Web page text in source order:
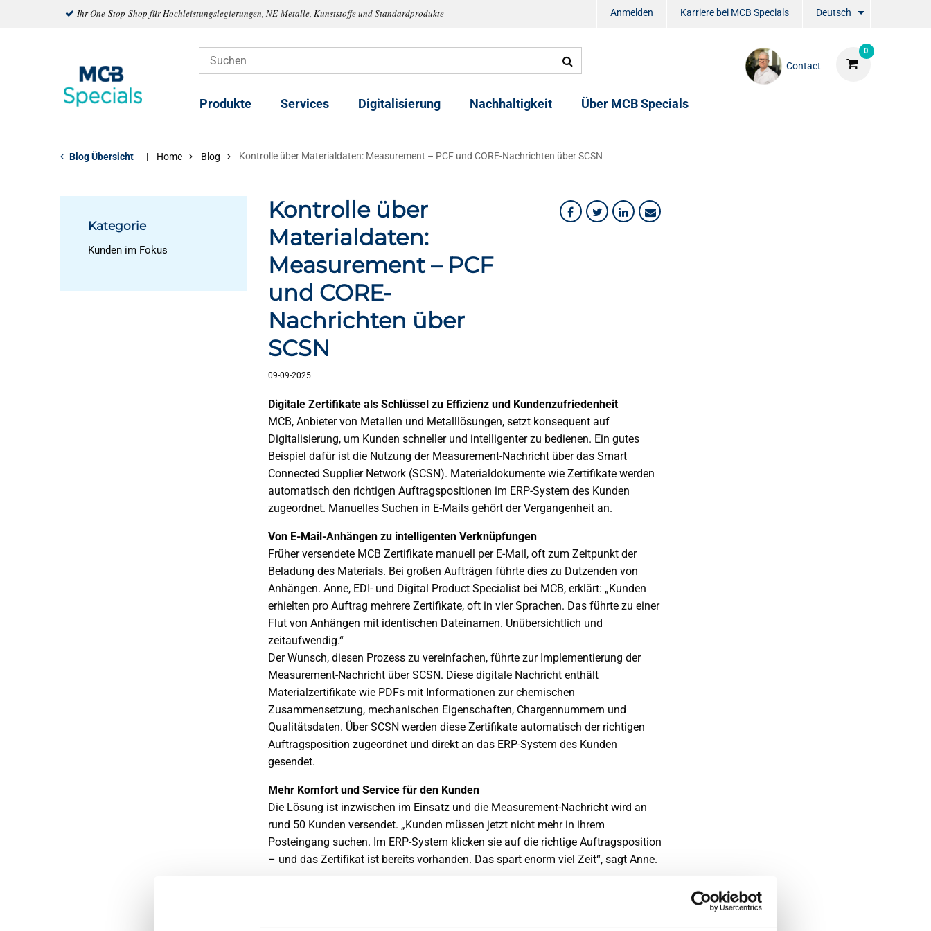
Ihr One-Stop-Shop für Hochleistungslegierungen, NE-Metalle, Kunststoffe und Standardprodukte Anmelden Karriere bei MCB Specials Deutsch
0
Contact
Produkte Services Digitalisierung Nachhaltigkeit Über MCB Specials
Blog Übersicht Home Blog Kontrolle über Materialdaten: Measurement – PCF und CORE-Nachrichten über SCSN
Kategorie
Kunden im Fokus
Kontrolle über
Materialdaten:
Measurement – PCF
und CORE-
Nachrichten über
SCSN
09-09-2025
Digitale Zertifikate als Schlüssel zu Effizienz und Kundenzufriedenheit
MCB, Anbieter von Metallen und Metalllösungen, setzt konsequent auf
Digitalisierung, um Kunden schneller und intelligenter zu bedienen. Ein gutes
Beispiel dafür ist die Nutzung der Measurement-Nachricht über das Smart
Connected Supplier Network (SCSN). Materialdokumente wie Zertifikate werden
automatisch den richtigen Auftragspositionen im ERP-System des Kunden
zugeordnet. Manuelles Suchen in E-Mails gehört der Vergangenheit an.
Von E-Mail-Anhängen zu intelligenten Verknüpfungen
Früher versendete MCB Zertifikate manuell per E-Mail, oft zum Zeitpunkt der
Beladung des Materials. Bei großen Aufträgen führte dies zu Dutzenden von
Anhängen. Anne, EDI- und Digital Product Specialist bei MCB, erklärt: „Kunden
erhielten pro Auftrag mehrere Zertifikate, oft in vier Sprachen. Das führte zu einer
Flut von Anhängen mit identischen Dateinamen. Unübersichtlich und
zeitaufwendig.“
Der Wunsch, diesen Prozess zu vereinfachen, führte zur Implementierung der
Measurement-Nachricht über SCSN. Diese digitale Nachricht enthält
Materialzertifikate wie PDFs mit Informationen zur chemischen
Zusammensetzung, mechanischen Eigenschaften, Chargennummern und
Qualitätsdaten. Über SCSN werden diese Zertifikate automatisch der richtigen
Auftragsposition zugeordnet und direkt an das ERP-System des Kunden
gesendet.
Mehr Komfort und Service für den Kunden
Die Lösung ist inzwischen im Einsatz und die Measurement-Nachricht wird an
rund 50 Kunden versendet. „Kunden müssen jetzt nicht mehr in ihrem
Posteingang suchen. Im ERP-System klicken sie auf die richtige Auftragsposition
– und das Zertifikat ist bereits vorhanden. Das spart enorm viel Zeit“, sagt Anne.